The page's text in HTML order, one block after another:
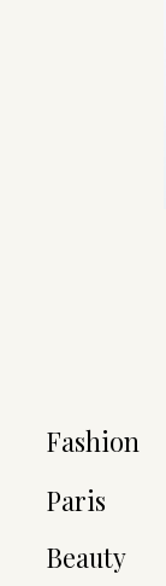
Fashion
Paris
Beauty